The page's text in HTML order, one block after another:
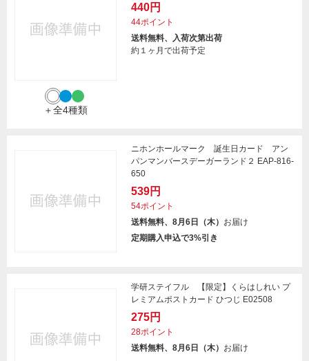
＋全4種類
440円
44ポイント
送料無料、入荷次第出荷
約１ヶ月で出荷予定
ニホンホールマーク 誕生日カード アン
パンマンバースデーガーランド２ EAP-816-
650
539円
54ポイント
送料無料、8月6日（木） お届け
定期購入申込で3%引き
学研ステイフル 【限定】くらはしれい プ
レミアムポストカード ひつじ E02508
275円
28ポイント
送料無料、8月6日（木） お届け